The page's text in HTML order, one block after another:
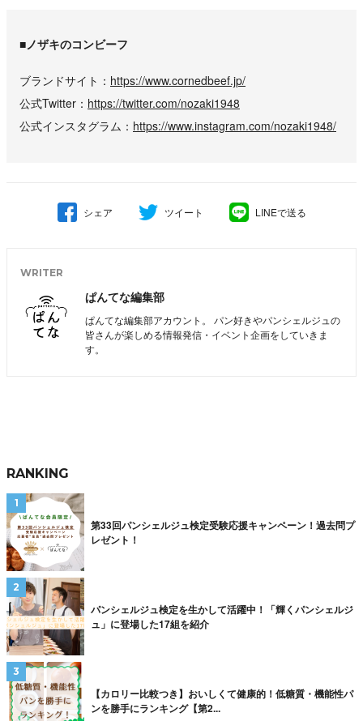
■ノザキのコンビーフ
ブランドサイト
https://www.cornedbeef.jp/
公式Twitter
https://twitter.com/nozaki1948
公式インスタグラム
https://www.instagram.com/nozaki1948/
シェア ツイート LINEで送る
WRITER
ぱんてな編集部
ぱんてな編集部アカウント。 パン好きやパンシェルジュの
皆さんが楽しめる情報発信・イベント企画をしていきま
す。
RANKING
第33回パンシェルジュ検定受験応援キャンペーン！過去問プ
レゼント！
パンシェルジュ検定を生かして活躍中！「輝くパンシェルジ
ュ」に登場した17組を紹介
【カロリー比較つき】おいしくて健康的！低糖質・機能性パ
ンを勝手にランキング【第2...